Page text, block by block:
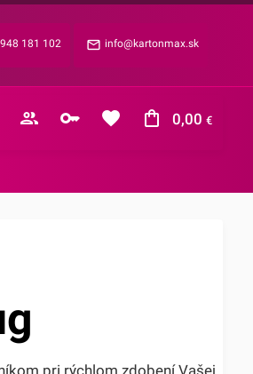
info@kartonmax.sk
181 102
0,00€
heslo?